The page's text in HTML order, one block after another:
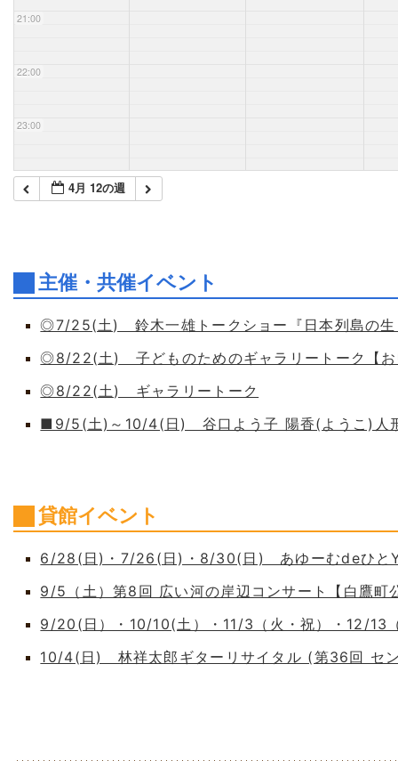
21:00
22:00
23:00
4月 12の週
主催・共催イベント
◎7/25(土) 鈴木一雄トークショー『日本列島の生
◎8/22(土) 子どものためのギャラリートーク【お
◎8/22(土) ギャラリートーク
■9/5(土)～10/4(日) 谷口よう子 陽香(ようこ)人
貸館イベント
6/28(日)・7/26(日)・8/30(日) あゆーむdeひと
9/5（土）第8回 広い河の岸辺コンサート【白鷹町
9/20(日）・10/10(土）・11/3（火・祝）・12/
10/4(日) 林祥太郎ギターリサイタル (第36回 セ